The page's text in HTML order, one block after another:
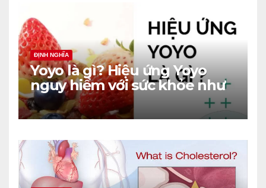
ĐỊNH NGHĨA
Yoyo là gì? Hiệu ứng Yoyo
nguy hiểm với sức khỏe như
thế nào?